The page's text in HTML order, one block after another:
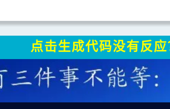
点击生成代码没有反应